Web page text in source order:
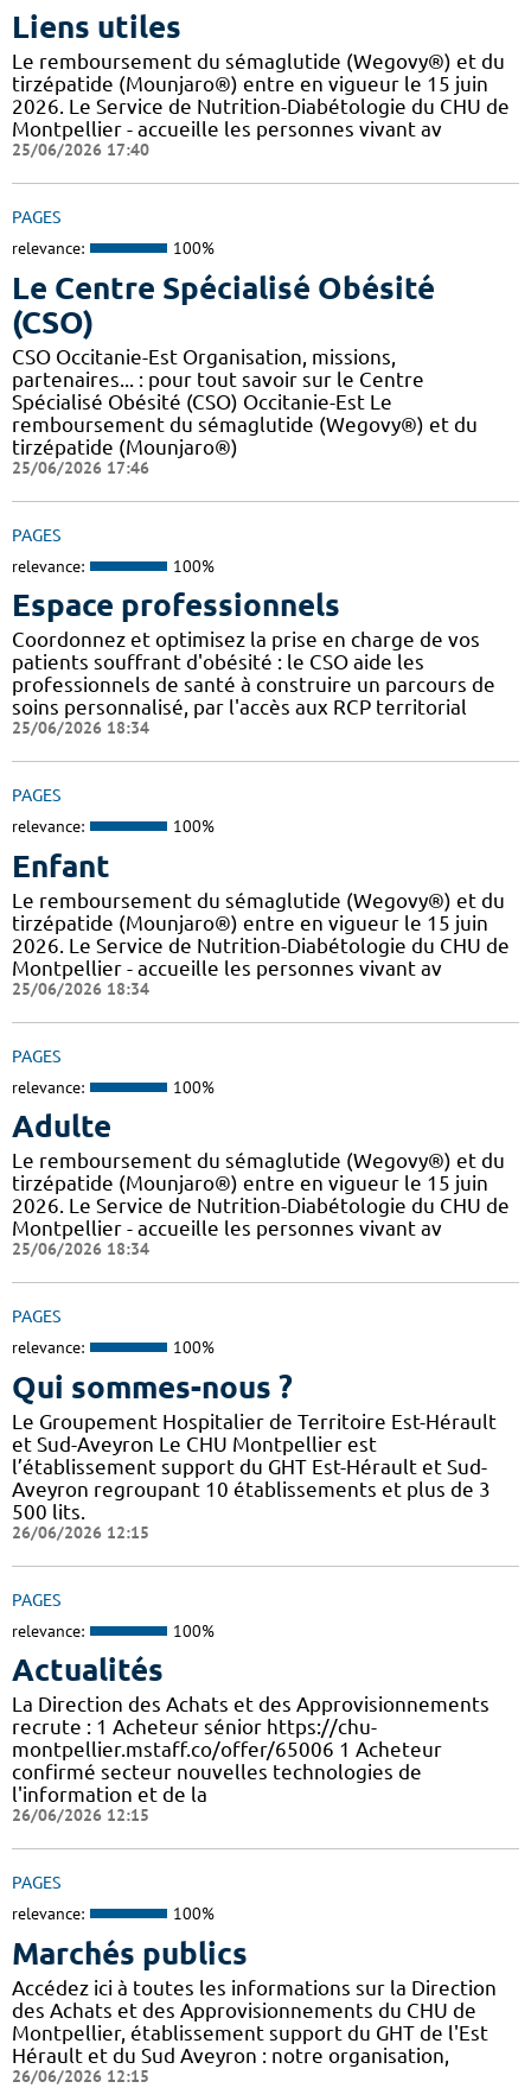
Liens utiles
Le remboursement du sémaglutide (Wegovy®) et du
tirzépatide (Mounjaro®) entre en vigueur le 15 juin
2026. Le Service de Nutrition-Diabétologie du CHU de
Montpellier - accueille les personnes vivant av
25/06/2026 17:40
PAGES
relevance: 100%
Le Centre Spécialisé Obésité
(CSO)
CSO Occitanie-Est Organisation, missions,
partenaires... : pour tout savoir sur le Centre
Spécialisé Obésité (CSO) Occitanie-Est Le
remboursement du sémaglutide (Wegovy®) et du
tirzépatide (Mounjaro®)
25/06/2026 17:46
PAGES
relevance: 100%
Espace professionnels
Coordonnez et optimisez la prise en charge de vos
patients souffrant d'obésité : le CSO aide les
professionnels de santé à construire un parcours de
soins personnalisé, par l'accès aux RCP territorial
25/06/2026 18:34
PAGES
relevance: 100%
Enfant
Le remboursement du sémaglutide (Wegovy®) et du
tirzépatide (Mounjaro®) entre en vigueur le 15 juin
2026. Le Service de Nutrition-Diabétologie du CHU de
Montpellier - accueille les personnes vivant av
25/06/2026 18:34
PAGES
relevance: 100%
Adulte
Le remboursement du sémaglutide (Wegovy®) et du
tirzépatide (Mounjaro®) entre en vigueur le 15 juin
2026. Le Service de Nutrition-Diabétologie du CHU de
Montpellier - accueille les personnes vivant av
25/06/2026 18:34
PAGES
relevance: 100%
Qui sommes-nous ?
Le Groupement Hospitalier de Territoire Est-Hérault
et Sud-Aveyron Le CHU Montpellier est
l’établissement support du GHT Est-Hérault et Sud-
Aveyron regroupant 10 établissements et plus de 3
500 lits.
26/06/2026 12:15
PAGES
relevance: 100%
Actualités
La Direction des Achats et des Approvisionnements
recrute : 1 Acheteur sénior https://chu-
montpellier.mstaff.co/offer/65006 1 Acheteur
confirmé secteur nouvelles technologies de
l'information et de la
26/06/2026 12:15
PAGES
relevance: 100%
Marchés publics
Accédez ici à toutes les informations sur la Direction
des Achats et des Approvisionnements du CHU de
Montpellier, établissement support du GHT de l'Est
Hérault et du Sud Aveyron : notre organisation,
26/06/2026 12:15